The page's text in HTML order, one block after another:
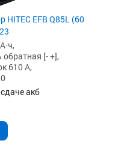
HITEC EFB Q85L (60
[- +],
610 А,
акб